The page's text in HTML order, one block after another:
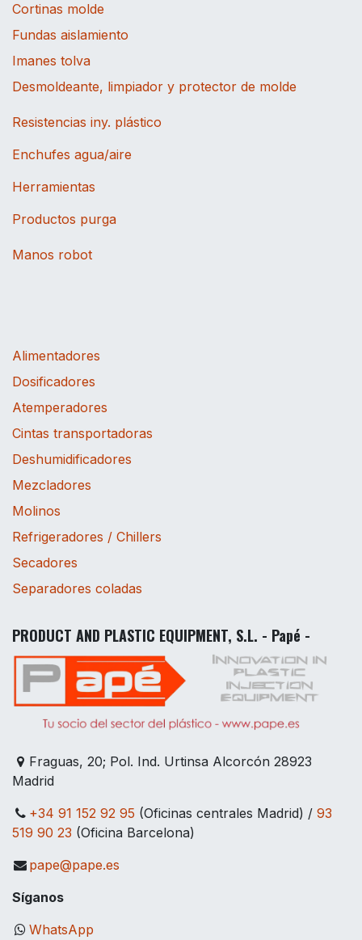
Cortinas molde
Fundas aislamiento
Imanes tolva
Desmoldeante, limpiador y protector de molde
Resistencias iny. plástico
Enchufes agua/aire
Herramientas
Productos purga
Manos robot
Alimentadores
Dosificadores
Atemperadores
Cintas transportadoras
Deshumidificadores
Mezcladores
Molinos
Refrigeradores / Chillers
Secadores
Separadores coladas
PRODUCT AND PLASTIC EQUIPMENT, S.L. - Papé -
Fraguas, 20; Pol. Ind. Urtinsa Alcorcón 28923
Madrid
+34 91 152 92 95 (Oficinas centrales Madrid) / 93
519 90 23 (Oficina Barcelona)
pape@pape.es
Síganos
WhatsApp